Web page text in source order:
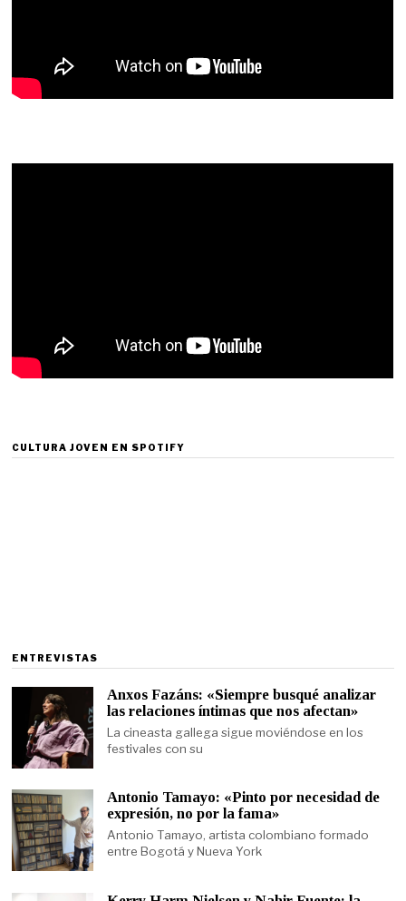
CULTURA JOVEN EN SPOTIFY
ENTREVISTAS
Anxos Fazáns: «Siempre busqué analizar
las relaciones íntimas que nos afectan»
La cineasta gallega sigue moviéndose en los
festivales con su
Antonio Tamayo: «Pinto por necesidad de
expresión, no por la fama»
Antonio Tamayo, artista colombiano formado
entre Bogotá y Nueva York